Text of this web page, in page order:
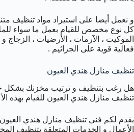
و نعمل أيضا على استيراد مواد تنظيف
كل نوع مخصص للقيام بعمل ما سواء
الموكيت ، الآرمات ، الأرضيات ، الزجاج
فعالية قوية على الجراثيم .
تنظيف منازل هندي العيون
هل رغب بتنظيف و ترتيب مخزنك بشكل
تنظيف منازل هندي العيون للقيام بهذه
يقدم لكم فني تنظيف منازل هندي العيون
الأعمال و الخدمات المتعلقة بتنظيف